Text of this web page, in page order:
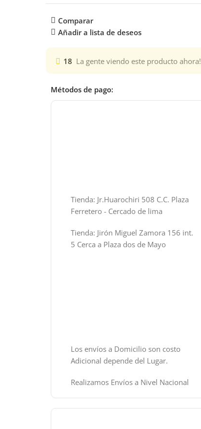
Comparar
Añadir a lista de deseos
18 La gente viendo este producto ahora!
Métodos de pago:
Tienda: Jr.Huarochiri 508 C.C. Plaza
Ferretero - Cercado de lima
Tienda: Jirón Miguel Zamora 156 int.
5 Cerca a Plaza dos de Mayo
Los envíos a Domicilio son costo
Adicional depende del Lugar.
Realizamos Envíos a Nivel Nacional